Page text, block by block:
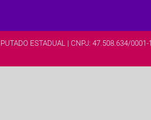
ESTADUAL | CNPJ: 47.508.634/